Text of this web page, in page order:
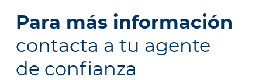
Para más información
contacta a tu agente
de confianza